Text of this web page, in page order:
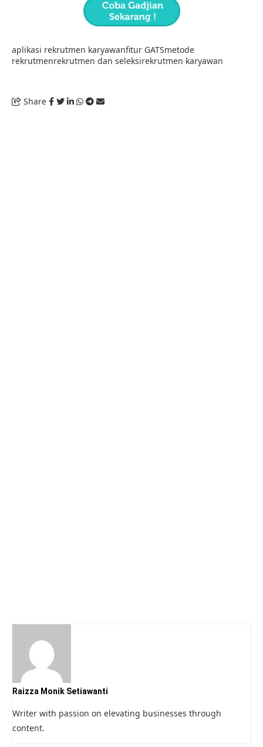
aplikasi rekrutmen karyawanfitur GATSmetode
rekrutmenrekrutmen dan seleksirekrutmen karyawan
Share
Raizza Monik Setiawanti
Writer with passion on elevating businesses through
content.